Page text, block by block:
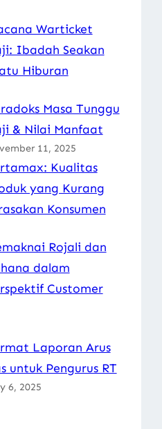
Warticket
Ibadah Seakan
Hiburan
Masa Tunggu
& Nilai Manfaat
11, 2025
Kualitas
yang Kurang
Konsumen
Rojali dan
dalam
Customer
Laporan Arus
untuk Pengurus RT
6, 2025